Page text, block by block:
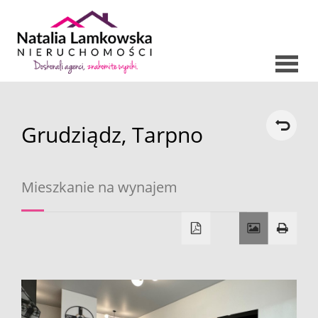
główna
O nas
Domy
Grudziądz, Tarpno
Mieszkanie na wynajem